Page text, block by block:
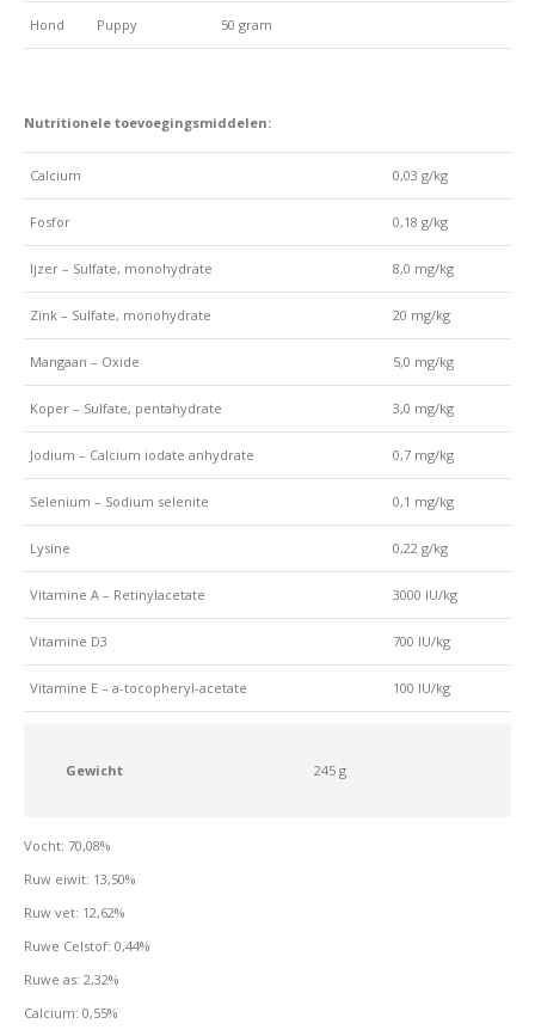
Hond Puppy 50 gram
Nutritionele toevoegingsmiddelen:
Calcium 0,03 g/kg
Fosfor 0,18 g/kg
Ijzer – Sulfate, monohydrate 8,0 mg/kg
Zink – Sulfate, monohydrate 20 mg/kg
Mangaan – Oxide 5,0 mg/kg
Koper – Sulfate, pentahydrate 3,0 mg/kg
Jodium – Calcium iodate anhydrate 0,7 mg/kg
Selenium – Sodium selenite 0,1 mg/kg
Lysine 0,22 g/kg
Vitamine A – Retinylacetate 3000 IU/kg
Vitamine D3 700 IU/kg
Vitamine E – a-tocopheryl-acetate 100 IU/kg
Gewicht 245 g
Vocht: 70,08%
Ruw eiwit: 13,50%
Ruw vet: 12,62%
Ruwe Celstof: 0,44%
Ruwe as: 2,32%
Calcium: 0,55%